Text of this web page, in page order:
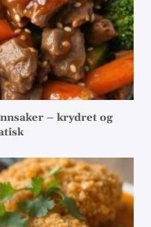
– krydret og